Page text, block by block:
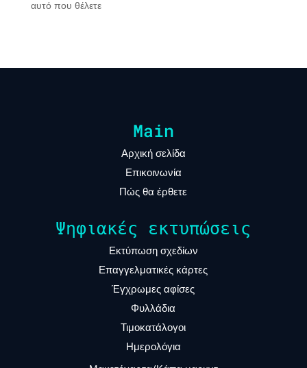
αυτό που θέλετε
Main
Αρχική σελίδα
Επικοινωνία
Πώς θα έρθετε
Ψηφιακές εκτυπώσεις
Εκτύπωση σχεδίων
Επαγγελματικές κάρτες
Έγχρωμες αφίσες
Φυλλάδια
Τιμοκατάλογοι
Ημερολόγια